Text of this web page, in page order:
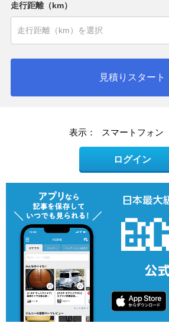
走行距離（km）
見積りスタート
表示： スマートフォン
ログイン